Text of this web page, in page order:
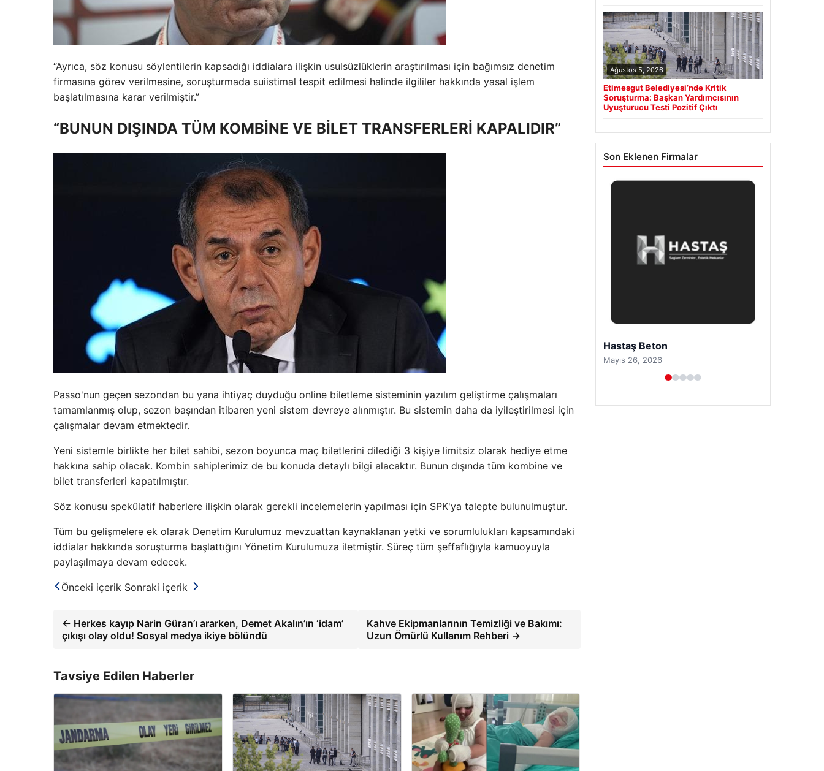
“Ayrıca, söz konusu söylentilerin kapsadığı iddialara ilişkin usulsüzlüklerin araştırılması için bağımsız denetim
firmasına görev verilmesine, soruşturmada suiistimal tespit edilmesi halinde ilgililer hakkında yasal işlem
başlatılmasına karar verilmiştir.”
“BUNUN DIŞINDA TÜM KOMBİNE VE BİLET TRANSFERLERİ KAPALIDIR”
Passo'nun geçen sezondan bu yana ihtiyaç duyduğu online biletleme sisteminin yazılım geliştirme çalışmaları
tamamlanmış olup, sezon başından itibaren yeni sistem devreye alınmıştır. Bu sistemin daha da iyileştirilmesi için
çalışmalar devam etmektedir.
Yeni sistemle birlikte her bilet sahibi, sezon boyunca maç biletlerini dilediği 3 kişiye limitsiz olarak hediye etme
hakkına sahip olacak. Kombin sahiplerimiz de bu konuda detaylı bilgi alacaktır. Bunun dışında tüm kombine ve
bilet transferleri kapatılmıştır.
Söz konusu spekülatif haberlere ilişkin olarak gerekli incelemelerin yapılması için SPK'ya talepte bulunulmuştur.
Tüm bu gelişmelere ek olarak Denetim Kurulumuz mevzuattan kaynaklanan yetki ve sorumlulukları kapsamındaki
iddialar hakkında soruşturma başlattığını Yönetim Kurulumuza iletmiştir. Süreç tüm şeffaflığıyla kamuoyuyla
paylaşılmaya devam edecek.
Önceki içerik Sonraki içerik
← Herkes kayıp Narin Güran’ı ararken, Demet Akalın’ın ‘idam’
çıkışı olay oldu! Sosyal medya ikiye bölündü
Kahve Ekipmanlarının Temizliği ve Bakımı:
Uzun Ömürlü Kullanım Rehberi →
Tavsiye Edilen Haberler
Ağustos 5, 2026
Etimesgut Belediyesi’nde Kritik
Soruşturma: Başkan Yardımcısının
Uyuşturucu Testi Pozitif Çıktı
Son Eklenen Firmalar
Prenses Night Club
Nisan 29, 2026